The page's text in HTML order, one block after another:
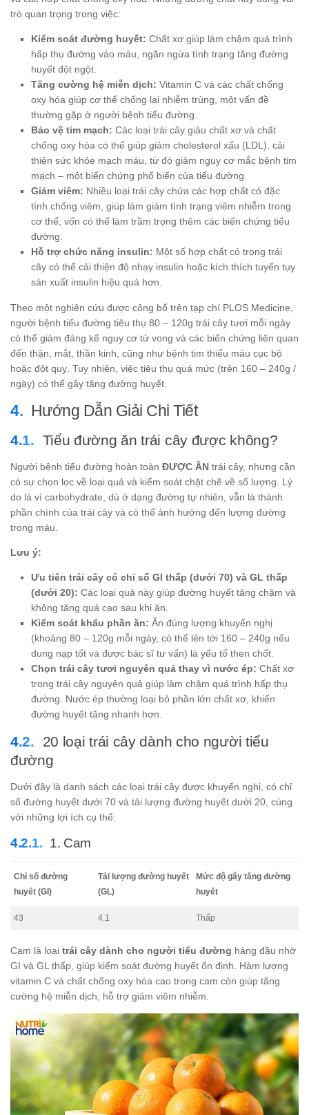
trò quan trọng trong việc:
Kiểm soát đường huyết: Chất xơ giúp làm chậm quá trình
hấp thụ đường vào máu, ngăn ngừa tình trạng tăng đường
huyết đột ngột.
Tăng cường hệ miễn dịch: Vitamin C và các chất chống
oxy hóa giúp cơ thể chống lại nhiễm trùng, một vấn đề
thường gặp ở người bệnh tiểu đường.
Bảo vệ tim mạch: Các loại trái cây giàu chất xơ và chất
chống oxy hóa có thể giúp giảm cholesterol xấu (LDL), cải
thiện sức khỏe mạch máu, từ đó giảm nguy cơ mắc bệnh tim
mạch – một biến chứng phổ biến của tiểu đường.
Giảm viêm: Nhiều loại trái cây chứa các hợp chất có đặc
tính chống viêm, giúp làm giảm tình trạng viêm nhiễm trong
cơ thể, vốn có thể làm trầm trọng thêm các biến chứng tiểu
đường.
Hỗ trợ chức năng insulin: Một số hợp chất có trong trái
cây có thể cải thiện độ nhạy insulin hoặc kích thích tuyến tụy
sản xuất insulin hiệu quả hơn.
Theo một nghiên cứu được công bố trên tạp chí PLOS Medicine,
người bệnh tiểu đường tiêu thụ 80 – 120g trái cây tươi mỗi ngày
có thể giảm đáng kể nguy cơ tử vong và các biến chứng liên quan
đến thận, mắt, thần kinh, cũng như bệnh tim thiếu máu cục bộ
hoặc đột quỵ. Tuy nhiên, việc tiêu thụ quá mức (trên 160 – 240g /
ngày) có thể gây tăng đường huyết.
Hướng Dẫn Giải Chi Tiết
Tiểu đường ăn trái cây được không?
Người bệnh tiểu đường hoàn toàn ĐƯỢC ĂN trái cây, nhưng cần
có sự chọn lọc về loại quả và kiểm soát chặt chẽ về số lượng. Lý
do là vì carbohydrate, dù ở dạng đường tự nhiên, vẫn là thành
phần chính của trái cây và có thể ảnh hưởng đến lượng đường
trong máu.
Lưu ý:
Ưu tiên trái cây có chỉ số GI thấp (dưới 70) và GL thấp
(dưới 20): Các loại quả này giúp đường huyết tăng chậm và
không tăng quá cao sau khi ăn.
Kiểm soát khẩu phần ăn: Ăn đúng lượng khuyến nghị
(khoảng 80 – 120g mỗi ngày, có thể lên tới 160 – 240g nếu
dung nạp tốt và được bác sĩ tư vấn) là yếu tố then chốt.
Chọn trái cây tươi nguyên quả thay vì nước ép: Chất xơ
trong trái cây nguyên quả giúp làm chậm quá trình hấp thụ
đường. Nước ép thường loại bỏ phần lớn chất xơ, khiến
đường huyết tăng nhanh hơn.
20 loại trái cây dành cho người tiểu
đường
Dưới đây là danh sách các loại trái cây được khuyến nghị, có chỉ
số đường huyết dưới 70 và tải lượng đường huyết dưới 20, cùng
với những lợi ích cụ thể:
1. Cam
Chỉ số đường
huyết (GI)
Tải lượng đường huyết
(GL)
Mức độ gây tăng đường
huyết
43 4.1 Thấp
Cam là loại trái cây dành cho người tiểu đường hàng đầu nhờ
GI và GL thấp, giúp kiểm soát đường huyết ổn định. Hàm lượng
vitamin C và chất chống oxy hóa cao trong cam còn giúp tăng
cường hệ miễn dịch, hỗ trợ giảm viêm nhiễm.